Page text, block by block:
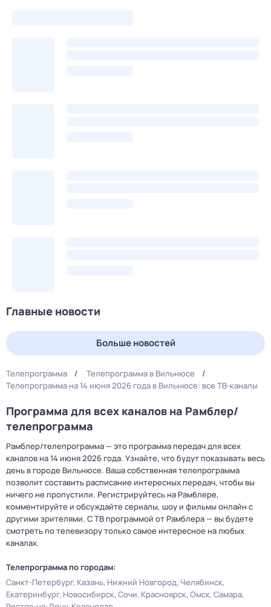
Главные новости
Больше новостей
Телепрограмма
Телепрограмма в Вильнюсе
Телепрограмма на 14 июня 2026 года в Вильнюсе: все ТВ-каналы
Программа для всех каналов на Рамблер/
телепрограмма
Рамблер/телепрограмма — это программа передач для всех
каналов на 14 июня 2026 года. Узнайте, что будут показывать весь
день в городе Вильнюсе. Ваша собственная телепрограмма
позволит составить расписание интересных передач, чтобы вы
ничего не пропустили. Регистрируйтесь на Рамблере,
комментируйте и обсуждайте сериалы, шоу и фильмы онлайн с
другими зрителями. С ТВ программой от Рамблера — вы будете
смотреть по телевизору только самое интересное на любых
каналах.
Телепрограмма по городам:
Санкт-Петербург Казань Нижний Новгород Челябинск
Екатеринбург Новосибирск Сочи Красноярск Омск Самара